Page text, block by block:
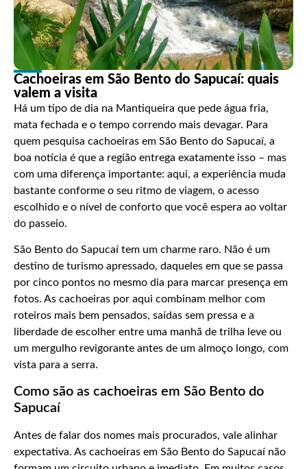
Cachoeiras em São Bento do Sapucaí: quais
valem a visita
Há um tipo de dia na Mantiqueira que pede água fria,
mata fechada e o tempo correndo mais devagar. Para
quem pesquisa cachoeiras em São Bento do Sapucaí, a
boa notícia é que a região entrega exatamente isso – mas
com uma diferença importante: aqui, a experiência muda
bastante conforme o seu ritmo de viagem, o acesso
escolhido e o nível de conforto que você espera ao voltar
do passeio.
São Bento do Sapucaí tem um charme raro. Não é um
destino de turismo apressado, daqueles em que se passa
por cinco pontos no mesmo dia para marcar presença em
fotos. As cachoeiras por aqui combinam melhor com
roteiros mais bem pensados, saídas sem pressa e a
liberdade de escolher entre uma manhã de trilha leve ou
um mergulho revigorante antes de um almoço longo, com
vista para a serra.
Como são as cachoeiras em São Bento do
Sapucaí
Antes de falar dos nomes mais procurados, vale alinhar
expectativa. As cachoeiras em São Bento do Sapucaí não